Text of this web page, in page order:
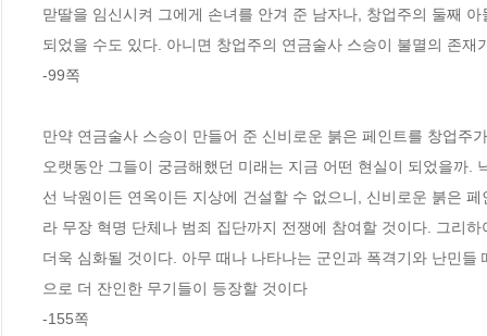
맏딸을 임신시켜 그에게 손녀를 안겨 준 남자나, 창업주의 둘째
되었을 수도 있다. 아니면 창업주의 연금술사 스승이 불멸의 존
-99쪽
만약 연금술사 스승이 만들어 준 신비로운 붉은 페인트를 창업주
오랫동안 그들이 궁금해했던 미래는 지금 어떤 현실이 되었을까
선 낙원이든 연옥이든 지상에 건설할 수 없으니, 신비로운 붉은
라 무장 혁명 단체나 범죄 집단까지 전쟁에 참여할 것이다. 그리
더욱 심화될 것이다. 아무 때나 나타나는 군인과 폭격기와 난민
으로 더 잔인한 무기들이 등장할 것이다
-155쪽